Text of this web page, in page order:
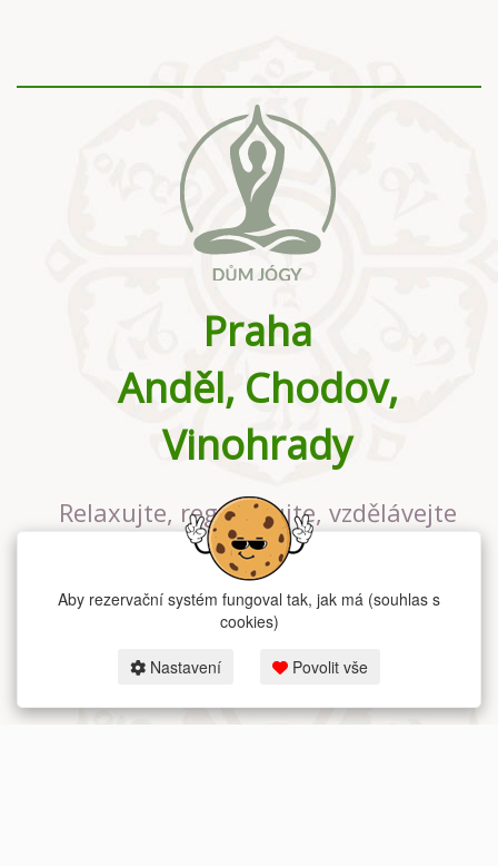
Praha
Anděl, Chodov,
Vinohrady
Relaxujte, regenerujte, vzdělávejte
se v největším jógovém studiu v
Praze
Aby rezervační systém fungoval tak, jak má (souhlas s
cookies)
Nastavení Povolit vše